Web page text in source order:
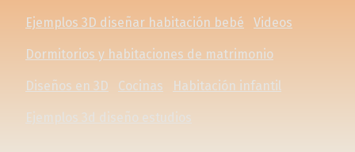
Ejemplos 3D diseñar habitación bebé Videos
Dormitorios y habitaciones de matrimonio
Diseños en 3D Cocinas Habitación infantil
Ejemplos 3d diseño estudios